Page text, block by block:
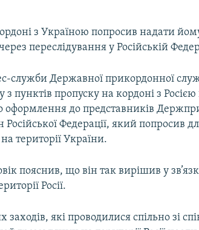
з Україною попросив надати
переслідування у Російській
служби Державної прикордонної
пунктів пропуску на кордоні з
до представників
Федерації, який попросив для
території України.
пояснив, що він так вирішив у
Росії.
заходів, які проводилися спільно зі